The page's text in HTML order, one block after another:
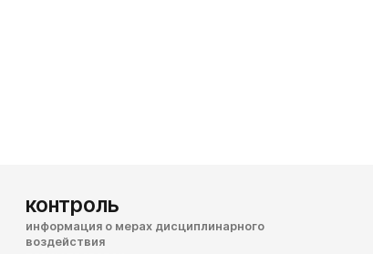
контроль
информация о мерах дисциплинарного
воздействия